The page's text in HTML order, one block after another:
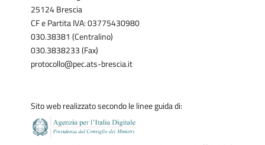
25124 Brescia
CF e Partita IVA: 03775430980
030.38381 (Centralino)
030.3838233 (Fax)
protocollo@pec.ats-brescia.it
Sito web realizzato secondo le linee guida di: